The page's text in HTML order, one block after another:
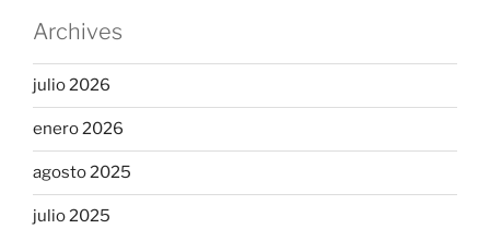
Archives
julio 2026
enero 2026
agosto 2025
julio 2025